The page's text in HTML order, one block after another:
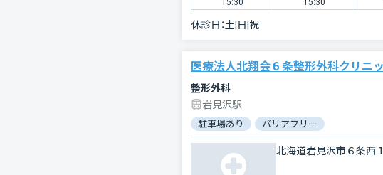
15:30
15:30
休診日：土|日|祝
医療法人北翔会６条整形外科クリニ
整形外科
岩見沢駅
駐車場あり バリアフリー
北海道岩見沢市６条西